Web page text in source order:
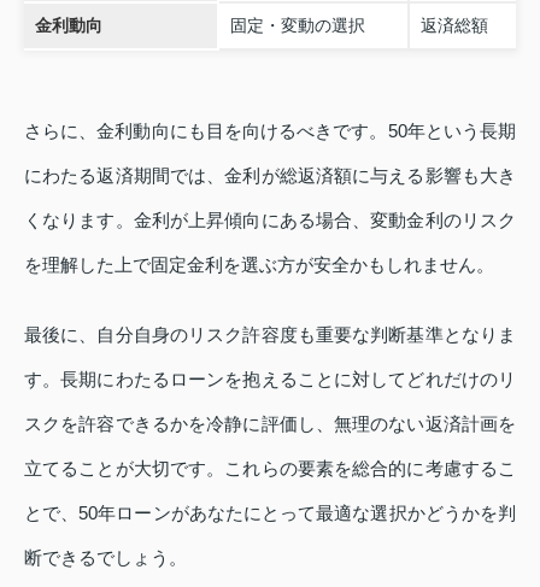
金利動向 固定・変動の選択 返済総額
さらに、金利動向にも目を向けるべきです。50年という長期
にわたる返済期間では、金利が総返済額に与える影響も大き
くなります。金利が上昇傾向にある場合、変動金利のリスク
を理解した上で固定金利を選ぶ方が安全かもしれません。
最後に、自分自身のリスク許容度も重要な判断基準となりま
す。長期にわたるローンを抱えることに対してどれだけのリ
スクを許容できるかを冷静に評価し、無理のない返済計画を
立てることが大切です。これらの要素を総合的に考慮するこ
とで、50年ローンがあなたにとって最適な選択かどうかを判
断できるでしょう。